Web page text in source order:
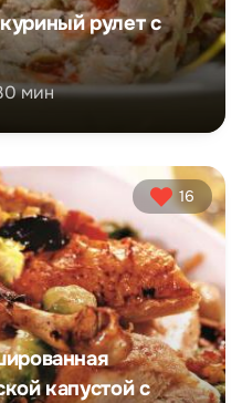
рулет с
мин
16
капустой с